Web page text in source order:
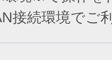
接続環境でご